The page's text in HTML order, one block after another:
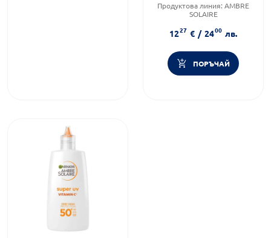
Продуктова линия: AMBRE
SOLAIRE
50
Тип продукт:
Флуид
1227 € / 2400 лв.
ПОРЪЧАЙ